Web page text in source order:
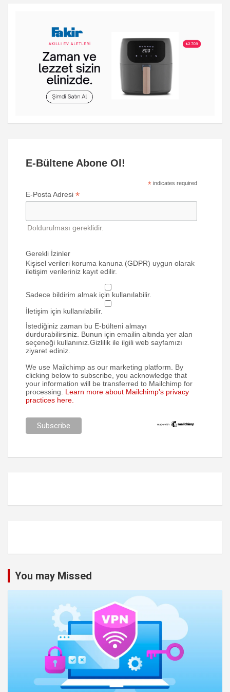
E-Bültene Abone Ol!
* indicates required
E-Posta Adresi *
Doldurulması gereklidir.
Gerekli İzinler
Kişisel verileri koruma kanuna (GDPR) uygun olarak
iletişim verileriniz kayıt edilir.
Sadece bildirim almak için kullanılabilir.
İletişim için kullanılabilir.
İstediğiniz zaman bu E-bülteni almayı
durdurabilirsiniz. Bunun için emailin altında yer alan
seçeneği kullanınız.Gizlilik ile ilgili web sayfamızı
ziyaret ediniz.
We use Mailchimp as our marketing platform. By
clicking below to subscribe, you acknowledge that
your information will be transferred to Mailchimp for
processing. Learn more about Mailchimp's privacy
practices here.
You may Missed